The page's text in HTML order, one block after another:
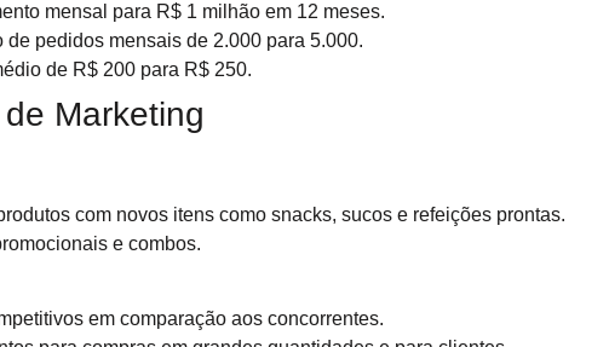
mensal para R$ 1 milhão em 12 meses.
de pedidos mensais de 2.000 para 5.000.
de R$ 200 para R$ 250.
Marketing
com novos itens como snacks, sucos e refeições prontas.
e combos.
em comparação aos concorrentes.